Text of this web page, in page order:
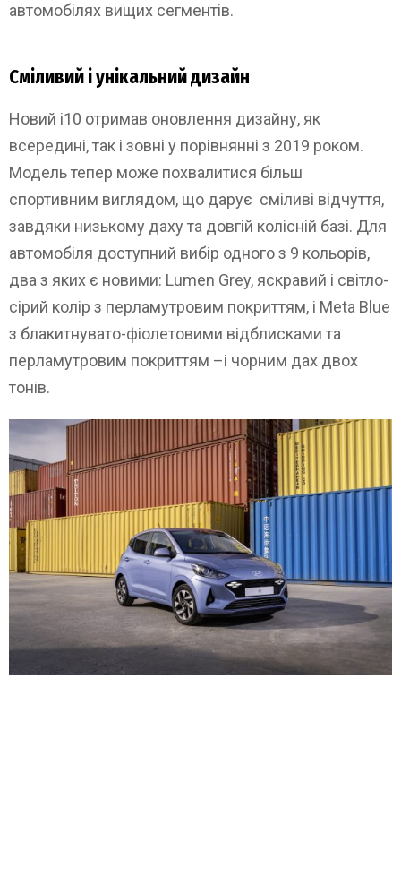
автомобілях вищих сегментів.
Сміливий і унікальний дизайн
Новий i10 отримав оновлення дизайну, як
всередині, так і зовні у порівнянні з 2019 роком.
Модель тепер може похвалитися більш
спортивним виглядом, що дарує сміливі відчуття,
завдяки низькому даху та довгій колісній базі. Для
автомобіля доступний вибір одного з 9 кольорів,
два з яких є новими: Lumen Grey, яскравий і світло-
сірий колір з перламутровим покриттям, і Meta Blue
з блакитнувато-фіолетовими відблисками та
перламутровим покриттям –і чорним дах двох
тонів.